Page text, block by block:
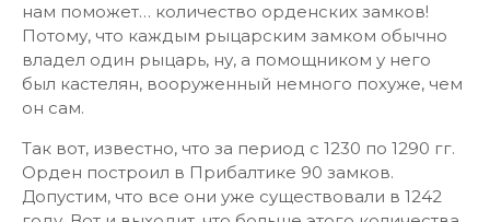
нам поможет… количество орденских замков!
Потому, что каждым рыцарским замком обычно
владел один рыцарь, ну, а помощником у него
был кастелян, вооруженный немного похуже, чем
он сам.
Так вот, известно, что за период с 1230 по 1290 гг.
Орден построил в Прибалтике 90 замков.
Допустим, что все они уже существовали в 1242